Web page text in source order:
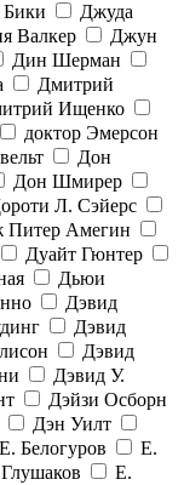
Джуда
Валкер
Джун
Дин Шерман
Дмитрий
Ищенко
доктор Эмерсон
Дон
Дон Шмирер
Л. Сэйерс
Питер Амегин
Дуайт Гюнтер
Дьюи
Дэвид
Дэвид
Дэвид
Дэвид У.
Дэйзи Осборн
Дэн Уилт
Е. Белогуров
Е.
Е.